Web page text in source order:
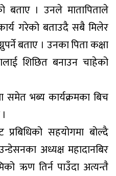
बताए । उनले मातापिताले
गरेको बताउदै सबै मिलेर
बताए । उनका पिता कक्षा
शिछित बनाउन चाहेको
समेत भब्य कार्यक्रमका बिच
प्रबिधिको सहयोगमा बोल्दै
अध्यक्ष महादानबिर
ऋण तिर्न पाउँदा अत्यन्तै